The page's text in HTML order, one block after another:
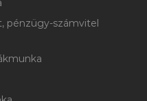
pénzügy-számvitel